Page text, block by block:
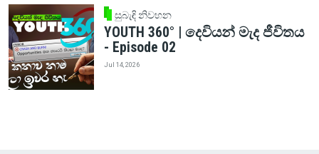
සුබැඳි නිවහන
YOUTH 360° | දෙවියන් මැද ජීවිතය
- Episode 02
Jul 14, 2026